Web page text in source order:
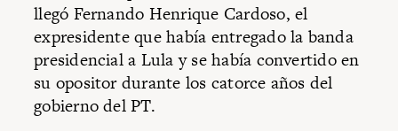
llegó Fernando Henrique Cardoso, el
expresidente que había entregado la banda
presidencial a Lula y se había convertido en
su opositor durante los catorce años del
gobierno del PT.